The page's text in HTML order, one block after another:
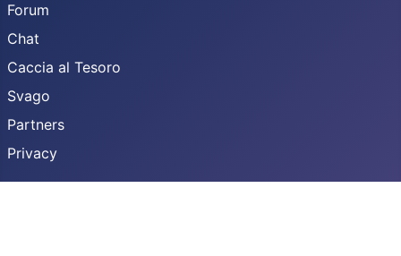
Forum
Chat
Caccia al Tesoro
Svago
Partners
Privacy